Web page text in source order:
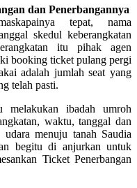
dan Penerbangannya
tepat, nama
skedul keberangkatan
itu pihak agen
booking ticket pulang pergi
adalah jumlah seat yang
telah pasti.
melakukan ibadah umroh
waktu, tanggal dan
udara menuju tanah Saudia
begitu di anjurkan untuk
Ticket Penerbangan